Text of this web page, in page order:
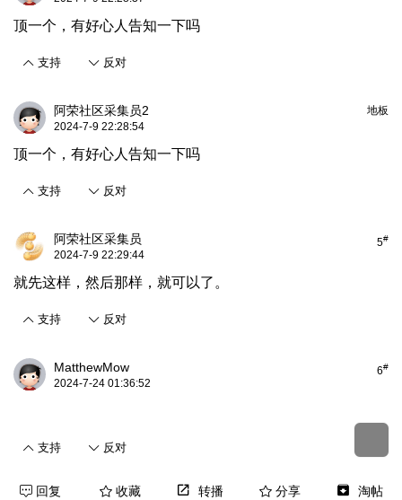
顶一个，有好心人告知一下吗
支持 反对
地板
阿荣社区采集员2
2024-7-9 22:28:54
顶一个，有好心人告知一下吗
支持 反对
5#
阿荣社区采集员
2024-7-9 22:29:44
就先这样，然后那样，就可以了。
支持 反对
6#
MatthewMow
2024-7-24 01:36:52
支持 反对
回复 收藏 转播 分享 淘帖